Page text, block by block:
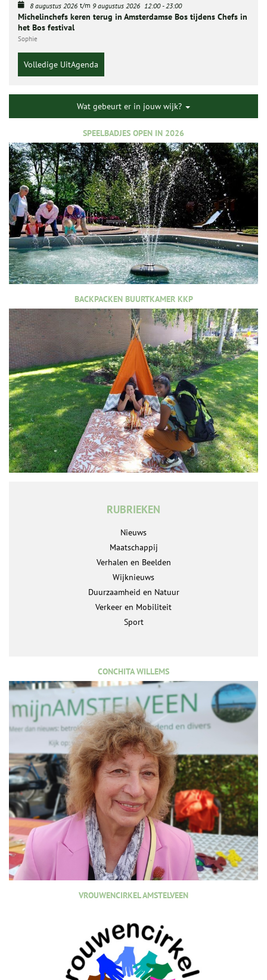
8 augustus 2026 t/m 9 augustus 2026 12:00-23:00
Michelinchefs keren terug in Amsterdamse Bos tijdens Chefs in
het Bos festival
Sophie
Volledige UitAgenda
Wat gebeurt er in jouw wijk?
SPEELBADJES OPEN IN 2026
BACKPACKEN BUURTKAMER KKP
RUBRIEKEN
Nieuws
Maatschappij
Verhalen en Beelden
Wijknieuws
Duurzaamheid en Natuur
Verkeer en Mobiliteit
Sport
CONCHITA WILLEMS
VROUWENCIRKEL AMSTELVEEN